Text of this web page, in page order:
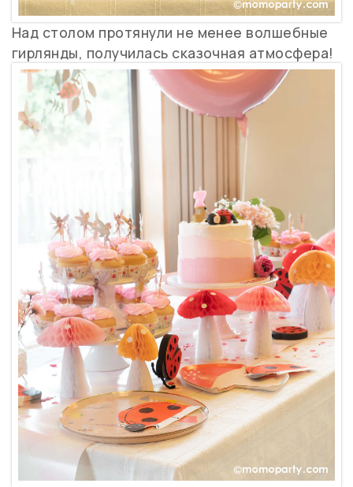
Над столом протянули не менее волшебные
гирлянды, получилась сказочная атмосфера!